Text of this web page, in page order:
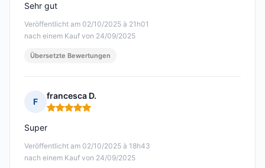
Veröffentlicht am 02/10/2025 à 21h01
nach einem Kauf von 24/09/2025
Sehr gut
Übersetzte Bewertungen
F
francesca D.
Hinweis: 5 von 5
Veröffentlicht am 02/10/2025 à 18h43
nach einem Kauf von 24/09/2025
Super